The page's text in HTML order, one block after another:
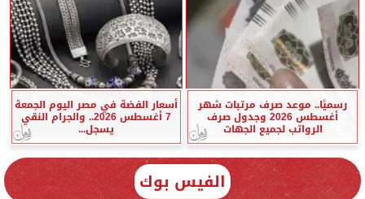
رسميًا.. موعد صرف مرتبات شهر
أغسطس 2026 وجدول صرف
الرواتب لجميع الجهات
أسعار الفضة في مصر اليوم الجمعة
7 أغسطس 2026.. والجرام النقي
يسجل...
الفيس بوك